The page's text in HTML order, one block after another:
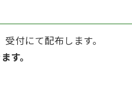
受付にて配布します。
す。